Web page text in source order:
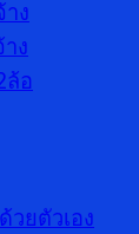
ง
ง
ล้อ
วยตัวเอง